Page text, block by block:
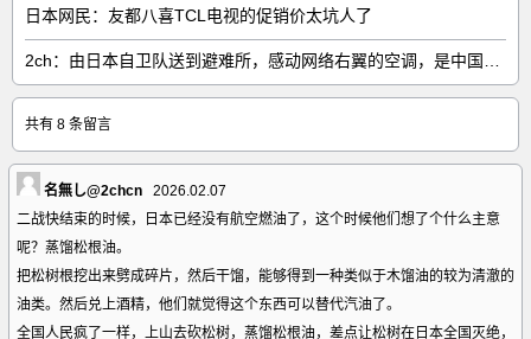
日本网民：友都八喜TCL电视的促销价太坑人了
共有 8 条留言
名無し@2chcn
2026.02.07
二战快结束的时候，日本已经没有航空燃油了，这个时候他们想了个什么主意
呢？蒸馏松根油。
把松树根挖出来劈成碎片，然后干馏，能够得到一种类似于木馏油的较为清澈的
油类。然后兑上酒精，他们就觉得这个东西可以替代汽油了。
全国人民疯了一样，上山去砍松树，蒸馏松根油，差点让松树在日本全国灭绝，